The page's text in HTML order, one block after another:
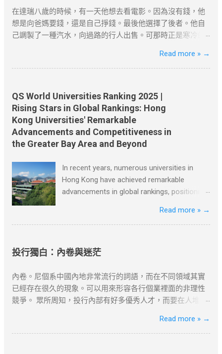
忽略居住要求 離港超過180天未提供合理解釋，可能被視為
「非通常居住」。 誤區三：收入不達標 月薪需達2萬港幣以
上，且收入來源需與香港公司直接相關。 四、2025年KPI目
：自雇者需注意「薪俸稅」與「利得稅」差異，續簽需以薪
俸稅為主。 合約期限設計 ：建議簽訂長約（如2-3年），以
繫續簽資...
節選自茅盾《白楊禮讚》 資料搜尋自網
絡或筆者看法，僅供學習用途。請各位讀者閲讀前自行衡量
風險，本文筆者及網站不對讀者閲讀前後的任何行爲負責。
更新和刪除的權力。本文純粹分享學習内容。如涉及版權問
題，請版權持有人與我們聯絡，我們會配合及作出適當安
帽子又跑到集上，然後回來告訴老闆一共四十袋土豆。 “價格
是多少？” 布魯諾又第三次跑到集上問來了價格。 “好吧，”
老闆對他說，“現在請您坐到這把椅子上一句話也不要說，看
報說到現在為止只有一個農民在賣土豆，一共四十口袋，價
格是多少多少；土豆質量很不錯，他帶回來一個讓老闆看
格非常公道。昨天他們鋪子的西紅柿賣得很快，庫存已經不
多了。 節選自張健鵬、 胡足青主編《故事時代》中《差別》
資料搜尋自網絡或筆者看法，僅供學習用途。請各位讀者閲
讀前自行衡量風險，本文筆者及網站不對讀者閲讀前後的任
何行爲負責。如有錯漏或任何問題，筆者及網站概不負責，
如涉及版權問題，請版權持有人與我們聯絡，我們會配合及
作出適當安排，不便之處，敬請原諒。
在達瑞八歲的時候，有一天他想去看電影。因為沒有錢，他
想是向爸媽要錢，還是自己掙錢。最後他選擇了後者。他自
己調製了一種汽水，向過路的行人出售。可那時正是寒冷的
然有一個和非常成功的商人談話的機會。當他對商人講述了
自己的“破產史”後，商人給了他兩個重要的建議：一是嘗試為
你擁有的東西上。 這兩個建議很關鍵。因為對於一個八歲的
孩子而言，他不會做的事情很多。於是他穿過大街小巷，不
停地思考：人們會有什麼難題，他又如何利用這個機會？ 一
天，吃早飯時父親讓達瑞去取報紙。美國的送報員總是把報
紙從花園籬笆的一個特製的管子裡塞進來。假如你想穿著睡
著寒風，到花園去取。雖然路短，但十分麻煩。 當達瑞為父
親取報紙的時候，一個主意誕生了。當天他就按響鄰居的門
鈴，對他們說，每個月只需付給他一美元，他就每天早上把
報紙塞到他們的房門底下。大多數人都同意了，很快他有了
七十多個顧客。 節選自[德]博多·舍費爾《達瑞的故事》 資料
搜尋自網絡或筆者看法，僅供學習用途。請各位讀者閲讀前
爲負責。如有錯漏或任何問題，筆者及網站概不負責，並保
及版權問題，請版權持有人與我們聯絡，我們會配合及作出
適當安排，不便之處，敬請原諒。
Read more » →
QS World Universities Ranking 2025 |
Rising Stars in Global Rankings: Hong
Kong Universities' Remarkable
Advancements and Competitiveness in
the Greater Bay Area and Beyond
In recent years, numerous universities in
Hong Kong have achieved remarkable
advancements in global rankings, positioning
global scale but also within the Greater Bay
Area, Greater China, and beyond. Among
Kong, the Hong Kong University of Science
Hong Kong, and Lingnan University. The
University of Hong Kong, recognized as one
of the oldest and most esteemed
secured top positions in international
rankings due to its exceptional teaching,
Read more » →
投行獨白：內卷與迷茫
內卷。尼個系中國內地非常流行的詞語，而在不同領域其實
已經存在很久的現象。可以用來形容各行個業裡面的非理性
競爭。 眾所周知，投行內部有好多優秀人才，而要在人堆裏
課金打怪既王者之外，話大唔大話細唔細既投行圈一早就步
入內卷。 “我自己好似系度內卷緊，我只系一個齒輪,我好像
Read more » →